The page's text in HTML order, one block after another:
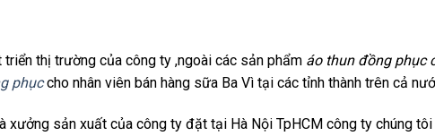
thị trường của công ty ,ngoài các sản phẩm áo thun đồng phục
phục cho nhân viên bán hàng sữa Ba Vì tại các tỉnh thành trên cả
xưởng sản xuất của công ty đặt tại Hà Nội TpHCM công ty chúng